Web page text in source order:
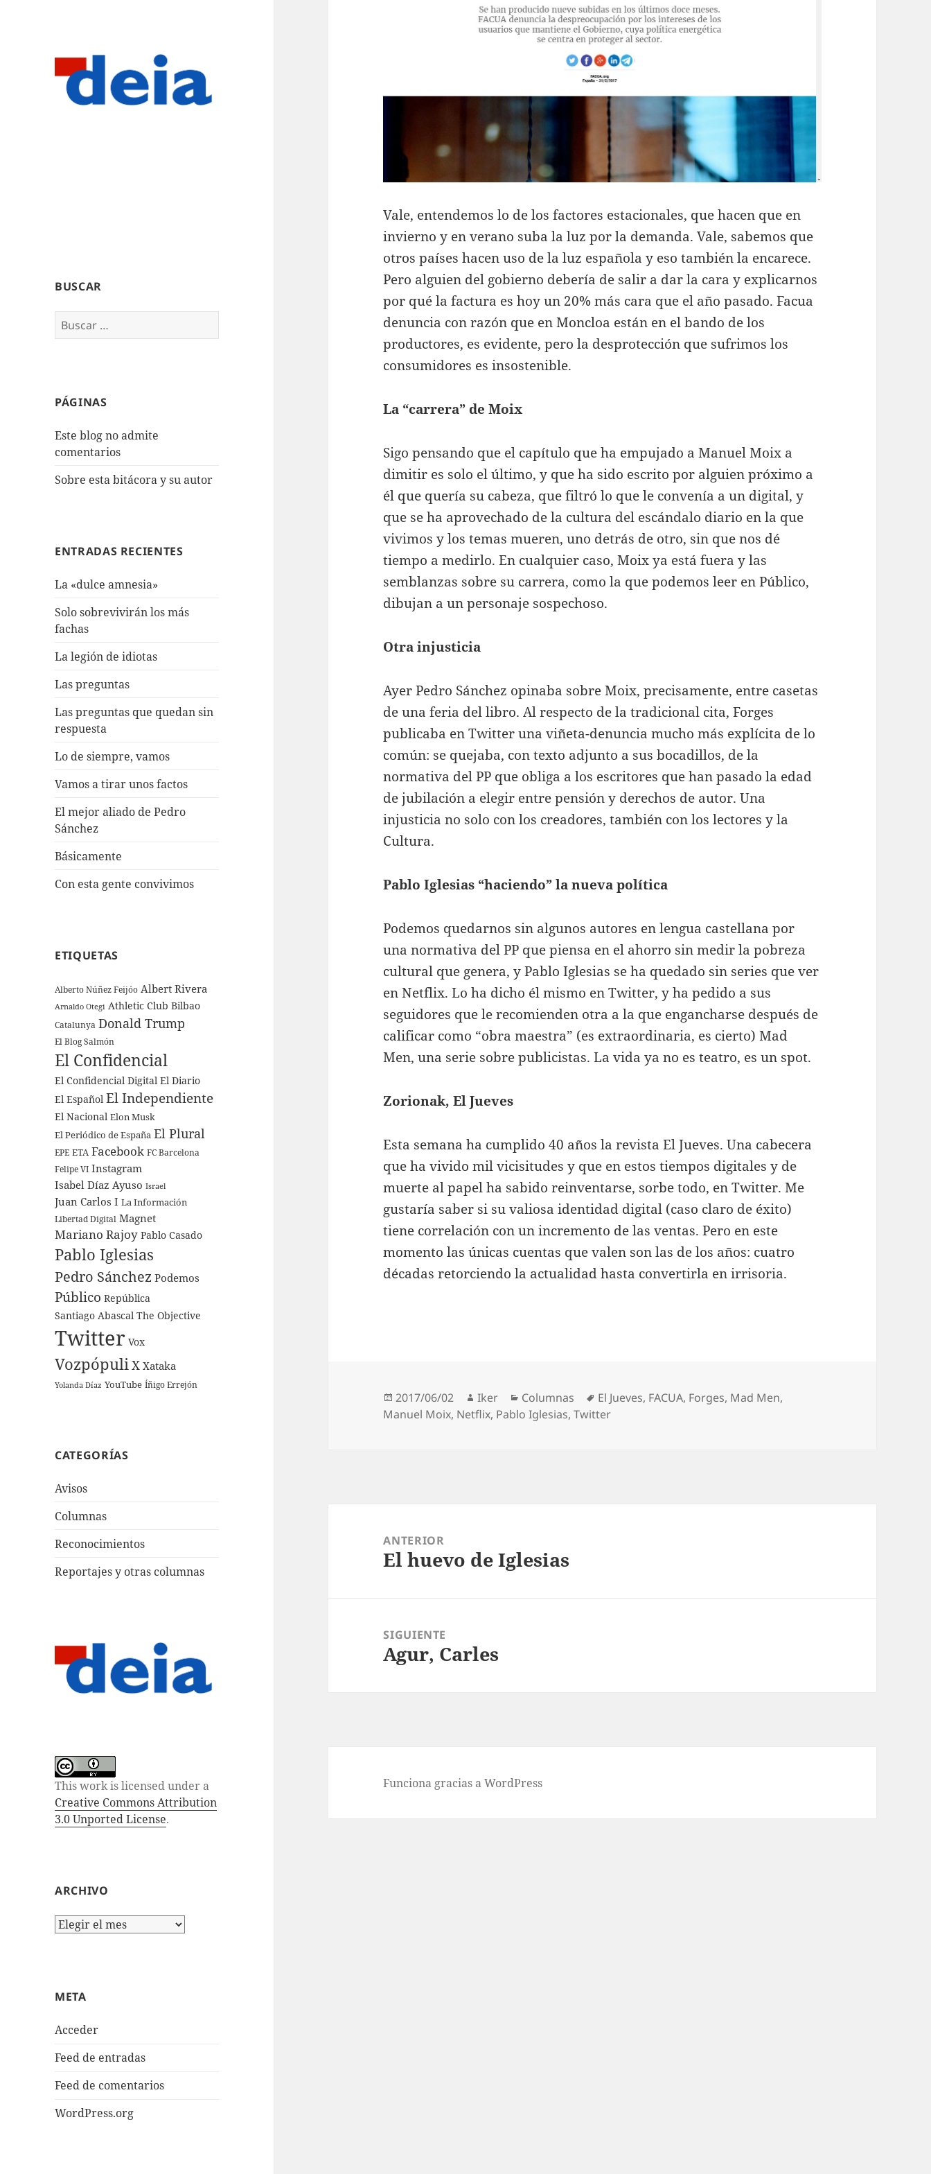
BUSCAR
Buscar:
PÁGINAS
Este blog no admite
comentarios
Sobre esta bitácora y su autor
ENTRADAS RECIENTES
La «dulce amnesia»
Solo sobrevivirán los más
fachas
La legión de idiotas
Las preguntas
Las preguntas que quedan sin
respuesta
Lo de siempre, vamos
Vamos a tirar unos factos
El mejor aliado de Pedro
Sánchez
Básicamente
Con esta gente convivimos
ETIQUETAS
Alberto Núñez Feijóo Albert Rivera
Arnaldo Otegi Athletic Club Bilbao
Catalunya Donald Trump
El Blog Salmón
El Confidencial
El Confidencial Digital El Diario
El Español El Independiente
El Nacional Elon Musk
El Periódico de España El Plural
EPE ETA Facebook FC Barcelona
Felipe VI Instagram
Isabel Díaz Ayuso Israel
Juan Carlos I La Información
Libertad Digital Magnet
Mariano Rajoy Pablo Casado
Pablo Iglesias
Pedro Sánchez Podemos
Público República
Santiago Abascal The Objective
Twitter Vox
Vozpópuli X Xataka
Yolanda Díaz YouTube Íñigo Errejón
CATEGORÍAS
Avisos
Columnas
Reconocimientos
Reportajes y otras columnas
This work is licensed under a
Creative Commons Attribution
3.0 Unported License.
ARCHIVO
Archivo
META
Acceder
Feed de entradas
Feed de comentarios
WordPress.org
Vale, entendemos lo de los factores estacionales, que hacen que en
invierno y en verano suba la luz por la demanda. Vale, sabemos que
otros países hacen uso de la luz española y eso también la encarece.
Pero alguien del gobierno debería de salir a dar la cara y explicarnos
por qué la factura es hoy un 20% más cara que el año pasado. Facua
denuncia con razón que en Moncloa están en el bando de los
productores, es evidente, pero la desprotección que sufrimos los
consumidores es insostenible.
La “carrera” de Moix
Sigo pensando que el capítulo que ha empujado a Manuel Moix a
dimitir es solo el último, y que ha sido escrito por alguien próximo a
él que quería su cabeza, que filtró lo que le convenía a un digital, y
que se ha aprovechado de la cultura del escándalo diario en la que
vivimos y los temas mueren, uno detrás de otro, sin que nos dé
tiempo a medirlo. En cualquier caso, Moix ya está fuera y las
semblanzas sobre su carrera, como la que podemos leer en Público,
dibujan a un personaje sospechoso.
Otra injusticia
Ayer Pedro Sánchez opinaba sobre Moix, precisamente, entre casetas
de una feria del libro. Al respecto de la tradicional cita, Forges
publicaba en Twitter una viñeta-denuncia mucho más explícita de lo
común: se quejaba, con texto adjunto a sus bocadillos, de la
normativa del PP que obliga a los escritores que han pasado la edad
de jubilación a elegir entre pensión y derechos de autor. Una
injusticia no solo con los creadores, también con los lectores y la
Cultura.
Pablo Iglesias “haciendo” la nueva política
Podemos quedarnos sin algunos autores en lengua castellana por
una normativa del PP que piensa en el ahorro sin medir la pobreza
cultural que genera, y Pablo Iglesias se ha quedado sin series que ver
en Netflix. Lo ha dicho él mismo en Twitter, y ha pedido a sus
seguidores que le recomienden otra a la que engancharse después de
calificar como “obra maestra” (es extraordinaria, es cierto) Mad
Men, una serie sobre publicistas. La vida ya no es teatro, es un spot.
Zorionak, El Jueves
Esta semana ha cumplido 40 años la revista El Jueves. Una cabecera
que ha vivido mil vicisitudes y que en estos tiempos digitales y de
muerte al papel ha sabido reinventarse, sorbe todo, en Twitter. Me
gustaría saber si su valiosa identidad digital (caso claro de éxito)
tiene correlación con un incremento de las ventas. Pero en este
momento las únicas cuentas que valen son las de los años: cuatro
décadas retorciendo la actualidad hasta convertirla en irrisoria.
Publicado
el
2017/06/02 Autor
Iker Categorías
Columnas Etiquetas
El Jueves, FACUA, Forges, Mad Men,
Manuel Moix, Netflix, Pablo Iglesias,Twitter
entradas
ANTERIOR
Entrada
El huevo de Iglesias
SIGUIENTE
Entrada
Agur, Carles
Funciona gracias a WordPress